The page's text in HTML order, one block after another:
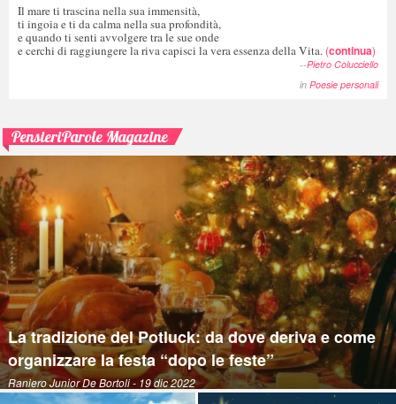
Il mare ti trascina nella sua immensità,
ti ingoia e ti da calma nella sua profondità,
e quando ti senti avvolgere tra le sue onde
e cerchi di raggiungere la riva capisci la vera essenza della Vita. (continua)
--Pietro Colucciello
in Poesie personali
PensieriParole Magazine
La tradizione del Potluck: da dove deriva e come
organizzare la festa “dopo le feste”
Raniero Junior De Bortoli- 19 dic 2022